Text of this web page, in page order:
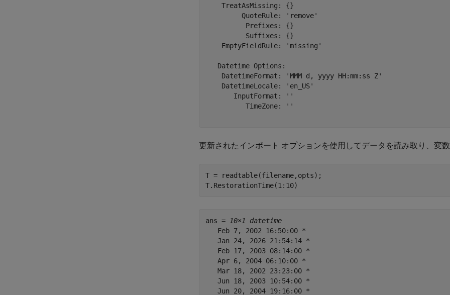
    TreatAsMissing: {}
         QuoteRule: 'remove'
          Prefixes: {}
          Suffixes: {}
    EmptyFieldRule: 'missing'
   Datetime Options:
    DatetimeFormat: 'MMM d, yyyy HH:mm:ss Z'
    DatetimeLocale: 'en_US'
       InputFormat: ''
          TimeZone: ''
更新されたインポート オプションを使用してデータを読み取り、変
T = readtable(filename,opts);
T.RestorationTime(1:10)
ans =
10×1 datetime
   Feb 7, 2002 16:50:00 *
   Jan 24, 2026 21:54:14 *
   Feb 17, 2003 08:14:00 *
   Apr 6, 2004 06:10:00 *
   Mar 18, 2002 23:23:00 *
   Jun 18, 2003 10:54:00 *
   Jun 20, 2004 19:16:00 *